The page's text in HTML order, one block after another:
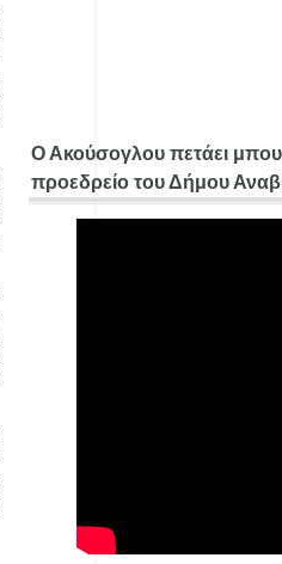
Ο Ακούσογλου πετάει
προεδρείο του Δήμου